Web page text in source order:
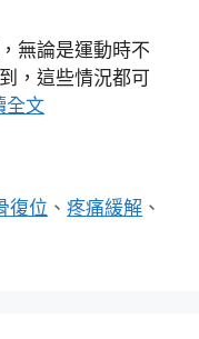
無論是運動時不
，這些情況都可
全文
復位 、疼痛緩解 、